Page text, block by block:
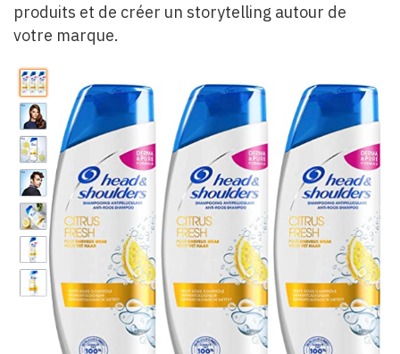
produits et de créer un storytelling autour de
votre marque.